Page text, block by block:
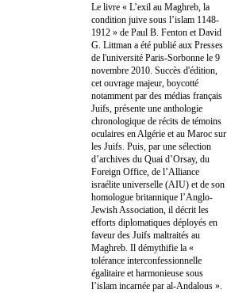
Le livre « L’exil au Maghreb, la
condition juive sous l’islam 1148-
1912 » de Paul B. Fenton et David
G. Littman a été publié aux Presses
de l'université Paris-Sorbonne le 9
novembre 2010. Succès d'édition,
cet ouvrage majeur, boycotté
notamment par des médias français
Juifs, présente une anthologie
chronologique de récits de témoins
oculaires en Algérie et au Maroc sur
les Juifs. Puis, par une sélection
d’archives du Quai d’Orsay, du
Foreign Office, de l’Alliance
israélite universelle (AIU) et de son
homologue britannique l’Anglo-
Jewish Association, il décrit les
efforts diplomatiques déployés en
faveur des Juifs maltraités au
Maghreb. Il démythifie la «
tolérance interconfessionnelle
égalitaire et harmonieuse sous
l’islam incarnée par al-Andalous ».